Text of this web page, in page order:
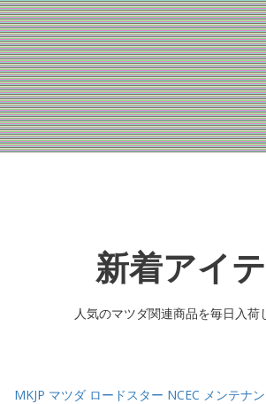
新着アイ
人気のマツダ関連商品を毎日入荷
MKJP マツダ ロードスター NCEC メンテナ